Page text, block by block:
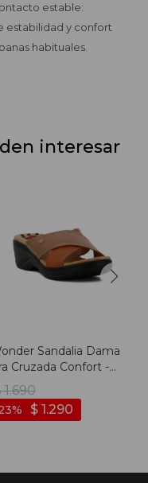
estable:
estabilidad y confort
habituales.
interesar
Sandalia Dama
Cruzada Confort -
1.690
$ 1.290